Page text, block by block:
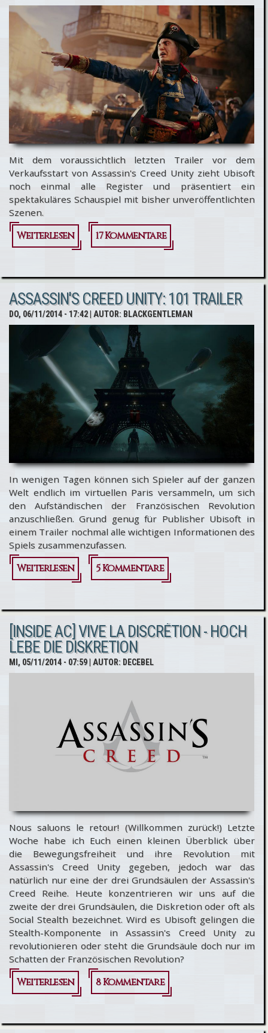
Mit dem voraussichtlich letzten Trailer vor dem
Verkaufsstart von Assassin's Creed Unity zieht Ubisoft
noch einmal alle Register und präsentiert ein
spektakuläres Schauspiel mit bisher unveröffentlichten
Szenen.
Weiterlesen
über
Creed
Unity:
Launch-
Trailer
17 Kommentare
ASSASSIN'S CREED UNITY: 101 TRAILER
DO, 06/11/2014 - 17:42| AUTOR: BLACKGENTLEMAN
In wenigen Tagen können sich Spieler auf der ganzen
Welt endlich im virtuellen Paris versammeln, um sich
den Aufständischen der Französischen Revolution
anzuschließen. Grund genug für Publisher Ubisoft in
einem Trailer nochmal alle wichtigen Informationen des
Spiels zusammenzufassen.
Weiterlesen
über
Creed
Unity: 101
Trailer
5 Kommentare
[INSIDE AC] VIVE LA DISCRÉTION - HOCH
LEBE DIE DISKRETION
MI, 05/11/2014 - 07:59| AUTOR: DECEBEL
Nous saluons le retour! (Willkommen zurück!) Letzte
Woche habe ich Euch einen kleinen Überblick über
die Bewegungsfreiheit und ihre Revolution mit
Assassin's Creed Unity gegeben, jedoch war das
natürlich nur eine der drei Grundsäulen der Assassin's
Creed Reihe. Heute konzentrieren wir uns auf die
zweite der drei Grundsäulen, die Diskretion oder oft als
Social Stealth bezeichnet. Wird es Ubisoft gelingen die
Stealth-Komponente in Assassin's Creed Unity zu
revolutionieren oder steht die Grundsäule doch nur im
Schatten der Französischen Revolution?
Weiterlesen
über
Vive la
8 Kommentare